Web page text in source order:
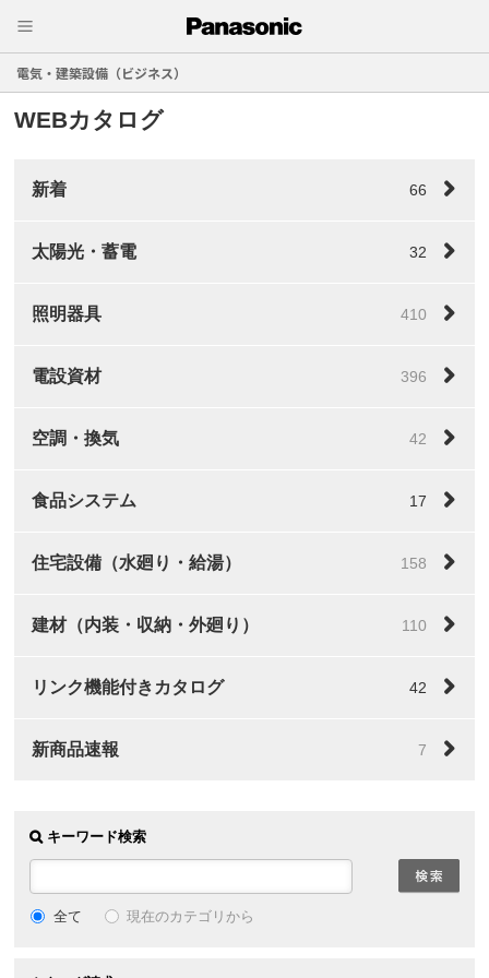
電気・建築設備（ビジネス）
WEBカタログ
新着 66
太陽光・蓄電 32
照明器具 410
電設資材 396
空調・換気 42
食品システム 17
住宅設備（水廻り・給湯） 158
建材（内装・収納・外廻り） 110
リンク機能付きカタログ 42
新商品速報 7
キーワード検索
全て 現在のカテゴリから